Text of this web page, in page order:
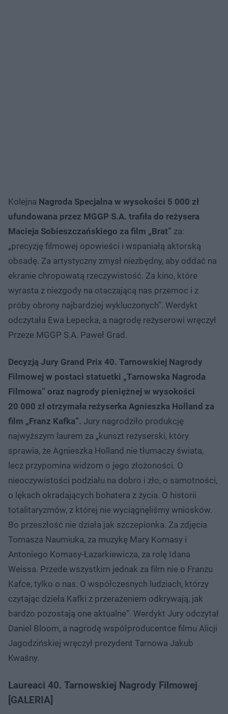
Kolejna Nagroda Specjalna w wysokości 5 000 zł
ufundowana przez MGGP S.A. trafiła do reżysera
Macieja Sobieszczańskiego za film „Brat” za:
„precyzję filmowej opowieści i wspaniałą aktorską
obsadę. Za artystyczny zmysł niezbędny, aby oddać na
ekranie chropowatą rzeczywistość. Za kino, które
wyrasta z niezgody na otaczającą nas przemoc i z
próby obrony najbardziej wykluczonych”. Werdykt
odczytała Ewa Łepecka, a nagrodę reżyserowi wręczył
Przeze MGGP S.A. Paweł Grad.
Decyzją Jury Grand Prix 40. Tarnowskiej Nagrody
Filmowej w postaci statuetki „Tarnowska Nagroda
Filmowa” oraz nagrody pieniężnej w wysokości
20 000 zł otrzymała reżyserka Agnieszka Holland za
film „Franz Kafka”. Jury nagrodziło produkcję
najwyższym laurem za „kunszt reżyserski, który
sprawia, że Agnieszka Holland nie tłumaczy świata,
lecz przypomina widzom o jego złożoności. O
nieoczywistości podziału na dobro i zło, o samotności,
o lękach okradających bohatera z życia. O historii
totalitaryzmów, z której nie wyciągnęliśmy wniosków.
Bo przeszłość nie działa jak szczepionka. Za zdjęcia
Tomasza Naumiuka, za muzykę Mary Komasy i
Antoniego Komasy-Łazarkiewicza, za rolę Idana
Weissa. Przede wszystkim jednak za film nie o Franzu
Kafce, tylko o nas. O współczesnych ludziach, którzy
czytając dzieła Kafki z przerażeniem odkrywają, jak
bardzo pozostają one aktualne”. Werdykt Jury odczytał
Daniel Bloom, a nagrodę współproducentce filmu Alicji
Jagodzińskiej wręczył prezydent Tarnowa Jakub
Kwaśny.
Laureaci 40. Tarnowskiej Nagrody Filmowej
[GALERIA]